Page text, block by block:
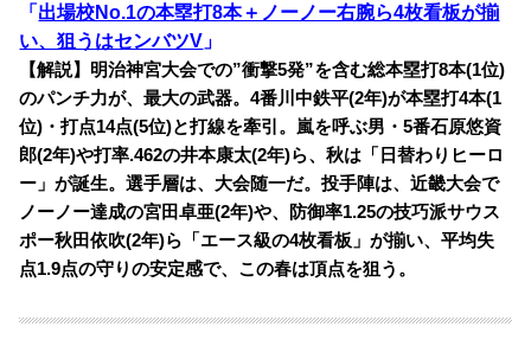
「出場校No.1の本塁打8本＋ノーノー右腕ら4枚看板が揃
い、狙うはセンバツV 」
【解説】明治神宮大会での”衝撃5発”を含む総本塁打8本(1位)
のパンチ力が、最大の武器。4番川中鉄平(2年)が本塁打4本(1
位)・打点14点(5位)と打線を牽引。嵐を呼ぶ男・5番石原悠資
郎(2年)や打率.462の井本康太(2年)ら、秋は「日替わりヒーロ
ー」が誕生。選手層は、大会随一だ。投手陣は、近畿大会で
ノーノー達成の宮田卓亜(2年)や、防御率1.25の技巧派サウス
ポー秋田依吹(2年)ら「エース級の4枚看板」が揃い、平均失
点1.9点の守りの安定感で、この春は頂点を狙う。